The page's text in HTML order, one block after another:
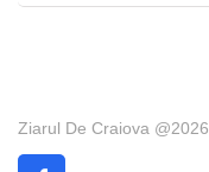
Ziarul De Craiova @2026